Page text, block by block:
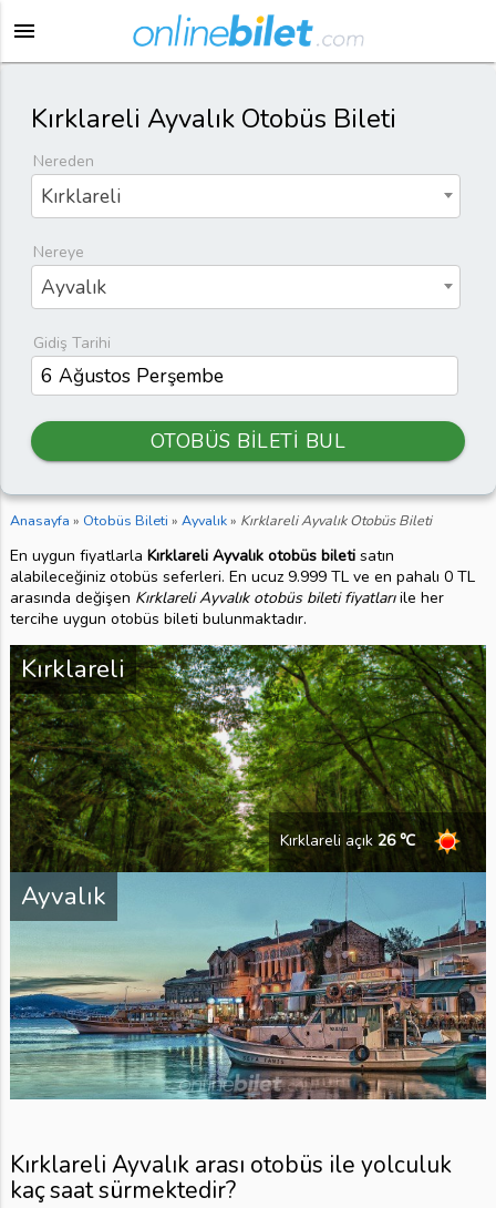
menu
Kırklareli Ayvalık Otobüs Bileti
Nereden
Kırklareli
Nereye
Ayvalık
Gidiş Tarihi
OTOBÜS BİLETİ BUL
Anasayfa » Otobüs Bileti » Ayvalık» Kırklareli Ayvalık Otobüs Bileti
En uygun fiyatlarla Kırklareli Ayvalık otobüs biletisatın
alabileceğiniz otobüs seferleri. En ucuz 9.999 TL ve en pahalı 0 TL
arasında değişen Kırklareli Ayvalık otobüs bileti fiyatlarıile her
tercihe uygun otobüs bileti bulunmaktadır.
Kırklareli
Kırklareli açık26 ℃
Ayvalık
Kırklareli Ayvalık arası otobüs ile yolculuk
kaç saat sürmektedir?